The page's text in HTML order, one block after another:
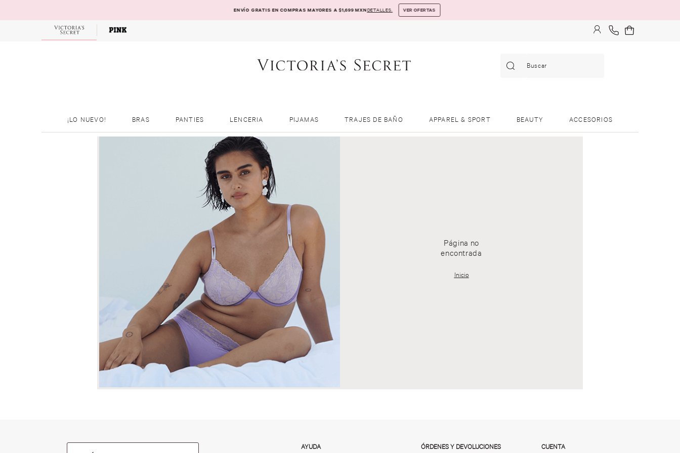
ENVÍO GRATIS EN COMPRAS MAYORES A $1,699 MXNDETALLES. VER OFERTAS
¡LO NUEVO! BRAS PANTIES LENCERIA PIJAMAS TRAJES DE BAÑO APPAREL & SPORT BEAUTY ACCESORIOS
Página no
encontrada
Inicio
AYUDA ÓRDENES Y DEVOLUCIONES CUENTA